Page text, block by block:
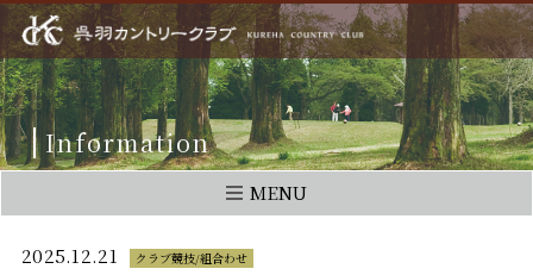
Information
MENU
2025.12.21 クラブ競技/組合わせ